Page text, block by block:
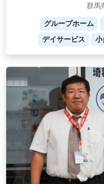
群馬
グループホーム
デイサービス
小